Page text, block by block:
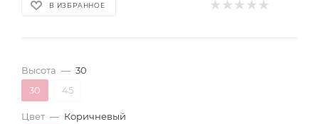
В ИЗБРАННОЕ
Высота — 30
30
45
Цвет — Коричневый